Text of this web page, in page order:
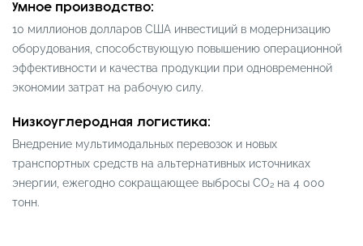
Умное производство:
10 миллионов долларов США инвестиций в модернизацию
оборудования, способствующую повышению операционной
эффективности и качества продукции при одновременной
экономии затрат на рабочую силу.
Низкоуглеродная логистика:
Внедрение мультимодальных перевозок и новых
транспортных средств на альтернативных источниках
энергии, ежегодно сокращающее выбросы CO₂ на 4 000
тонн.